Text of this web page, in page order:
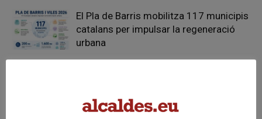
El Pla de Barris mobilitza 117 municipis
catalans per impulsar la regeneració
urbana
FER UN COMENTARI